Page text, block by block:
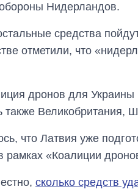
Нидерландов.
средства
отметили, что
дронов для
также Великобритания,
что Латвия уже
рамках «Коалиции
сколько средств